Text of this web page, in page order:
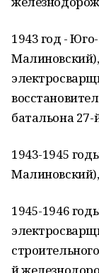
1943 год -
батальона
1943-1945
1945-1946